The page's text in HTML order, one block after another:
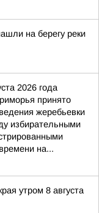
на берегу реки
2026 года
принято
жеребьевки
избирательными
на...
утром 8 августа